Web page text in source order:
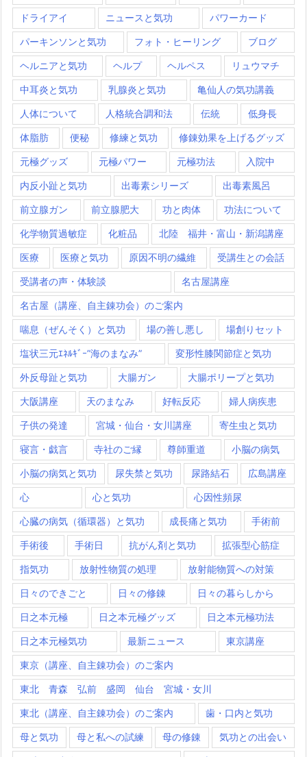
ドライアイ ニュースと気功 パワーカード
パーキンソンと気功 フォト・ヒーリング ブログ
ヘルニアと気功 ヘルプ ヘルペス リュウマチ
中耳炎と気功 乳腺炎と気功 亀仙人の気功講義
人体について 人格統合調和法 伝統 低身長
体脂肪 便秘 修練と気功 修錬効果を上げるグッズ
元極グッズ 元極パワー 元極功法 入院中
内反小趾と気功 出毒素シリーズ 出毒素風呂
前立腺ガン 前立腺肥大 功と肉体 功法について
化学物質過敏症 化粧品 北陸 福井・富山・新潟講座
医療 医療と気功 原因不明の繊維 受講生との会話
受講者の声・体験談 名古屋講座
名古屋（講座、自主錬功会）のご案内
喘息（ぜんそく）と気功 場の善し悪し 場創りセット
塩状三元ｴﾈﾙｷﾞｰ”海のまなみ” 変形性膝関節症と気功
外反母趾と気功 大腸ガン 大腸ポリープと気功
大阪講座 天のまなみ 好転反応 婦人病疾患
子供の発達 宮城・仙台・女川講座 寄生虫と気功
寝言・戯言 寺社のご縁 尊師重道 小脳の病気
小脳の病気と気功 尿失禁と気功 尿路結石 広島講座
心 心と気功 心因性頻尿
心臓の病気（循環器）と気功 成長痛と気功 手術前
手術後 手術日 抗がん剤と気功 拡張型心筋症
指気功 放射性物質の処理 放射能物質への対策
日々のできごと 日々の修錬 日々の暮らしから
日之本元極 日之本元極グッズ 日之本元極功法
日之本元極気功 最新ニュース 東京講座
東京（講座、自主錬功会）のご案内
東北 青森 弘前 盛岡 仙台 宮城・女川
東北（講座、自主錬功会）のご案内 歯・口内と気功
母と気功 母と私への試練 母の修錬 気功との出会い